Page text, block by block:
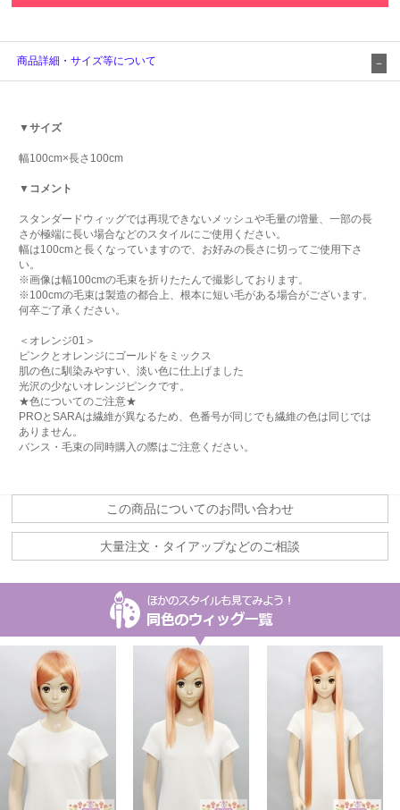
商品詳細・サイズ等について
▼サイズ
幅100cm×長さ100cm
▼コメント
スタンダードウィッグでは再現できないメッシュや毛量の増量、一部の長
さが極端に長い場合などのスタイルにご使用ください。
幅は100cmと長くなっていますので、お好みの長さに切ってご使用下さ
い。
※画像は幅100cmの毛束を折りたたんで撮影しております。
※100cmの毛束は製造の都合上、根本に短い毛がある場合がございます。
何卒ご了承ください。
＜オレンジ01＞
ピンクとオレンジにゴールドをミックス
肌の色に馴染みやすい、淡い色に仕上げました
光沢の少ないオレンジピンクです。
★色についてのご注意★
PROとSARAは繊維が異なるため、色番号が同じでも繊維の色は同じでは
ありません。
バンス・毛束の同時購入の際はご注意ください。
この商品についてのお問い合わせ
大量注文・タイアップなどのご相談